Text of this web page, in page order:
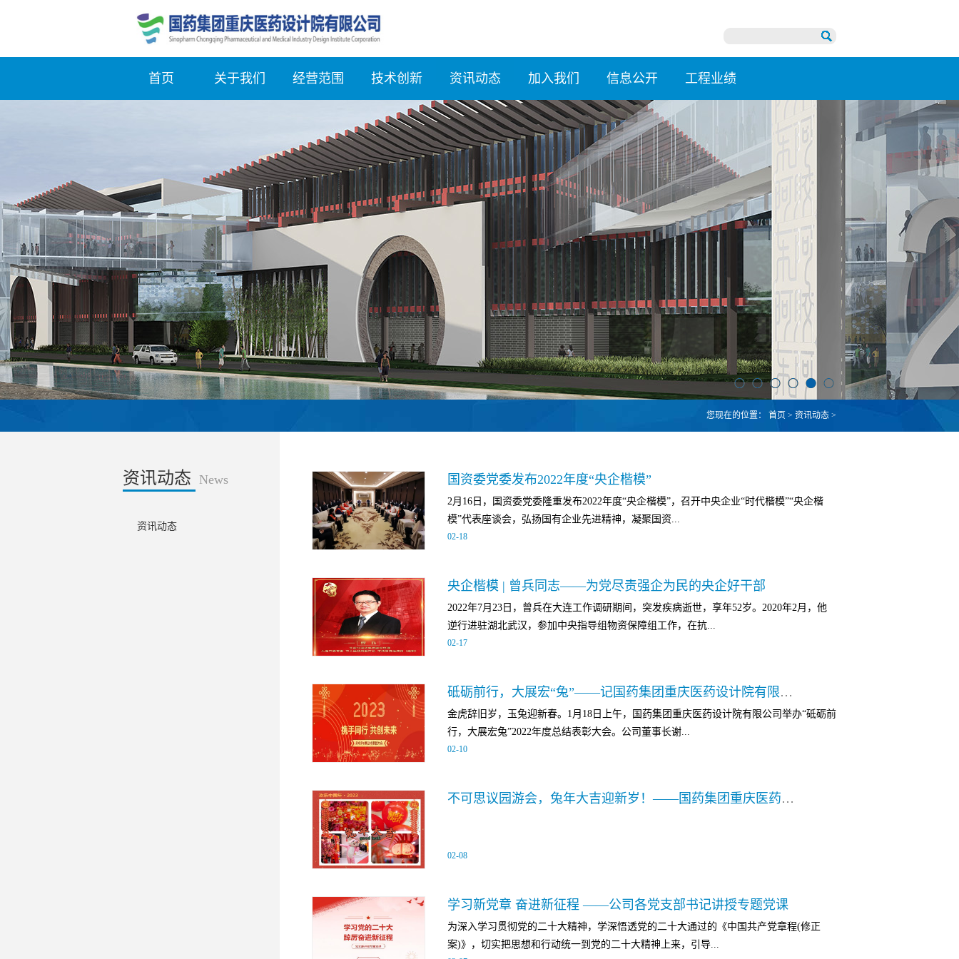
首页 关于我们 经营范围 技术创新 资讯动态 加入我们 信息公开 工程业绩
资讯动态 News
资讯动态
您现在的位置： 首页 > 资讯动态 >
国资委党委发布2022年度“央企楷模”
2月16日，国资委党委隆重发布2022年度“央企楷模”，召开中央企业“时代楷模”“央企楷
模”代表座谈会，弘扬国有企业先进精神，凝聚国资...
国资委党委委员、副主任谭作钧参加会见座谈，并出席2022年度“央企楷模”发布活动。曾
兵同志 [生前任国药集团副总经理，大连市委常委、副市长（挂职）]被授予2022年度“央
企楷模”荣誉。国药集团党委书记、董事长刘敬桢，曾兵同志家属钟琳女士参加座谈和发
布活动。张玉卓代表国资委党委向“时代楷模”代表以及获得2022年度“央企楷模”的集体和
精神，充分彰显了央企人的坚定信仰信念和信心，充分展现了央企人勇于拼搏、善于作
为、甘于奉献的昂扬风貌，赢得了社会和企业广大干部职工的高度评价和充分认可，令
人鼓舞、催人奋进。张玉卓强调，国资委和中央企业要大力弘扬楷模身上展现的忠诚、
执着、朴实的品格，讲好楷模故事，积极营造崇尚楷模、学习楷模、关爱楷模的浓厚氛
干事创业的良好环境，充分发挥楷模先锋模范作用。希...
02-18
央企楷模 | 曾兵同志——为党尽责强企为民的央企好干部
2022年7月23日，曾兵在大连工作调研期间，突发疾病逝世，享年52岁。2020年2月，他
逆行进驻湖北武汉，参加中央指导组物资保障组工作，在抗...
验，历时8个月，克服各种难以想象的困难，确保临床试验有序开展和顺利完成。他扎实
推进国药集团改革三年行动，推动国药疫苗在海外获批准入和抗疫物资国际援助。2022
年，他挂职大连，短短一个月内，开展调研22次，帮助工业企业解决实际困难，做好“迎
峰度夏”保供电工作，积极协调推动大连国资国企改革重组。转自：国药集团
02-17
砥砺前行，大展宏“兔”——记国药集团重庆医药设计院有限公司2022年度总结表彰大会
金虎辞旧岁，玉兔迎新春。1月18日上午，国药集团重庆医药设计院有限公司举办“砥砺前
行，大展宏兔”2022年度总结表彰大会。公司董事长谢...
春。会议开始，总经理龚道坤对2022年度的工作进行全面总结，并对2023年公司发展作
突出的员工。会上，公司副总经理张云、副总经理吴德桥、工会主席潘晓勤依次颁发了
公司的发展做出新的更大的贡献。伴随着热烈的掌声，各工会小组奉上一出出精彩纷
呈、欢乐生动的节目，展现大家多才多艺、意气风发的一面。过去的2022年，我们并肩
作战、砥砺前行，做怀揣梦想的追梦人。未来的2023年，我们将砥砺前行，大展宏“兔”，
02-10
不可思议园游会，兔年大吉迎新岁！——国药集团重庆医药设计院有限公司2023园游会活动记录
02-08
学习新党章 奋进新征程 ——公司各党支部书记讲授专题党课
为深入学习贯彻党的二十大精神，学深悟透党的二十大通过的《中国共产党章程(修正
案)》，切实把思想和行动统一到党的二十大精神上来，引导...